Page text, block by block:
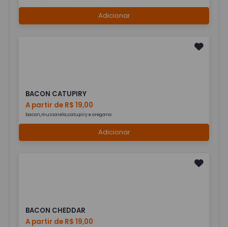
Adicionar
BACON CATUPIRY
A partir de R$ 19,00
bacon,mussarela,catupiry e oregano
Adicionar
BACON CHEDDAR
A partir de R$ 19,00